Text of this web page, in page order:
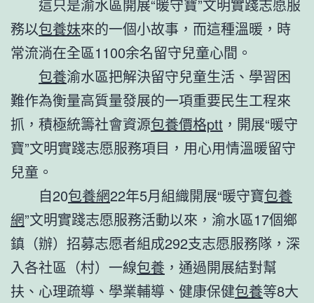
這只是渝水區開展“暖守寶”文明實踐志愿服
務以包養妹來的一個小故事，而這種溫暖，時
常流淌在全區1100余名留守兒童心間。
包養渝水區把解決留守兒童生活、學習困
難作為衡量高質量發展的一項重要民生工程來
抓，積極統籌社會資源包養價格ptt ，開展“暖守
寶”文明實踐志愿服務項目，用心用情溫暖留守
兒童。
自20包養網22年5月組織開展“暖守寶包養
網”文明實踐志愿服務活動以來，渝水區17個鄉
鎮（辦）招募志愿者組成292支志愿服務隊，深
入各社區（村）一線包養 ，通過開展結對幫
扶、心理疏導、學業輔導、健康保健包養等8大